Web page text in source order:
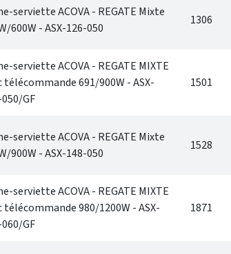
serviette ACOVA - REGATE Mixte
600W - ASX-126-050
1306
serviette ACOVA - REGATE MIXTE
télécommande 691/900W - ASX-
GF
1501
serviette ACOVA - REGATE Mixte
900W - ASX-148-050
1528
serviette ACOVA - REGATE MIXTE
télécommande 980/1200W - ASX-
GF
1871